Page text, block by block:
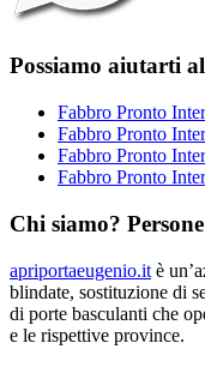
Possiamo aiutarti
Fabbro Pronto
Fabbro Pronto
Fabbro Pronto
Fabbro Pronto
Chi siamo?
apriportaeugenio.it è
blindate, sostituzione di
di porte basculanti che
e le rispettive province.